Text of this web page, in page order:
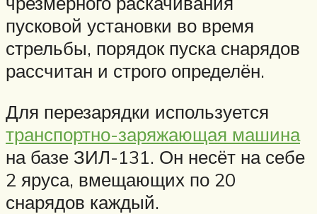
пусковой установки во время
стрельбы, порядок пуска снарядов
рассчитан и строго определён.
Для перезарядки используется
транспортно-заряжающая машина
на базе ЗИЛ-131. Он несёт на себе
2 яруса, вмещающих по 20
снарядов каждый.